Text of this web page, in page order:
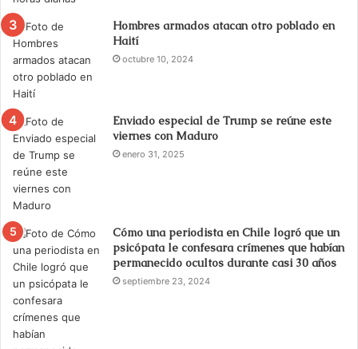
Hombres armados atacan otro poblado en
Haití
octubre 10, 2024
Enviado especial de Trump se reúne este
viernes con Maduro
enero 31, 2025
Cómo una periodista en Chile logró que un
psicópata le confesara crímenes que habían
permanecido ocultos durante casi 30 años
septiembre 23, 2024